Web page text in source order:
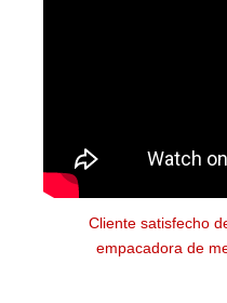
Cliente satisfecho
empacadora de